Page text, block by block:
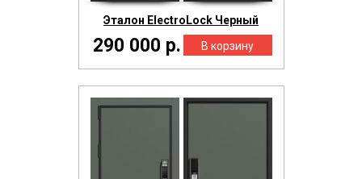
Эталон ElectroLock Черный
290 000 р.